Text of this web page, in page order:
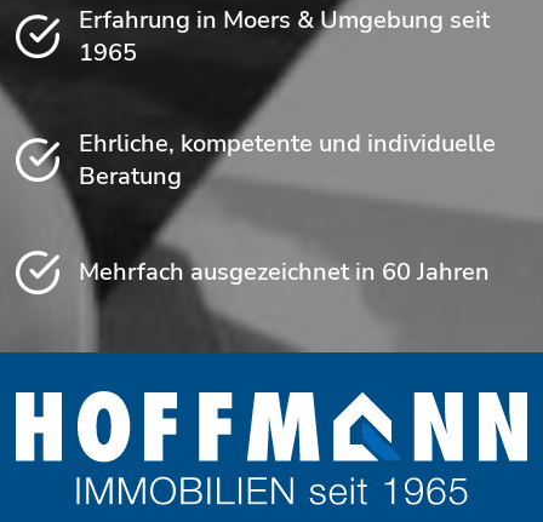
Erfahrung in Moers & Umgebung seit
1965
Ehrliche, kompetente und individuelle
Beratung
Mehrfach ausgezeichnet in 60 Jahren